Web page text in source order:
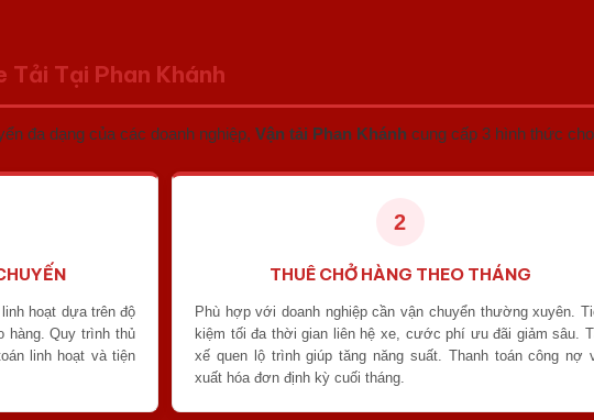
Tải Tại Phan Khánh
đa dạng của các doanh nghiệp, Vận tải Phan Khánh cung cấp 3 hình thức
hoạt dựa trên độ
hàng. Quy trình thủ
linh hoạt và tiện
2
THUÊ CHỞ HÀNG THEO THÁNG
Phù hợp với doanh nghiệp cần vận chuyển thường xuyên.
kiệm tối đa thời gian liên hệ xe, cước phí ưu đãi giảm sâu.
xế quen lộ trình giúp tăng năng suất. Thanh toán công nợ
xuất hóa đơn định kỳ cuối tháng.